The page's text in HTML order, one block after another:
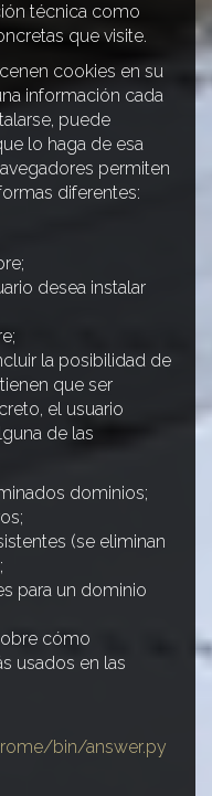
técnica como
que visite.
cookies en su
información cada
puede
lo haga de esa
permiten
diferentes:
desea instalar
la posibilidad de
que ser
el usuario
de las
dominios;
(se eliminan
para un dominio
cómo
usados en las
bin/answer.py